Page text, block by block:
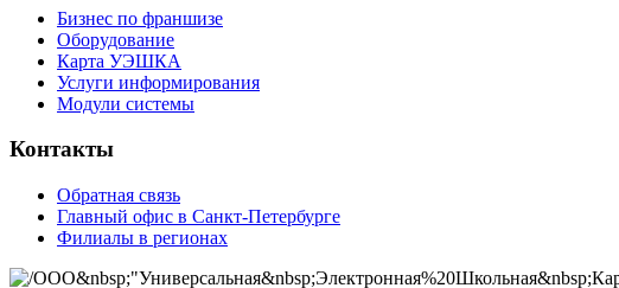
Бизнес по франшизе
Оборудование
Карта УЭШКА
Услуги информирования
Модули системы
Контакты
Обратная связь
Главный офис в Санкт-Петербурге
Филиалы в регионах